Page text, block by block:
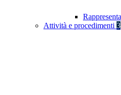
Attività e procedimenti 3